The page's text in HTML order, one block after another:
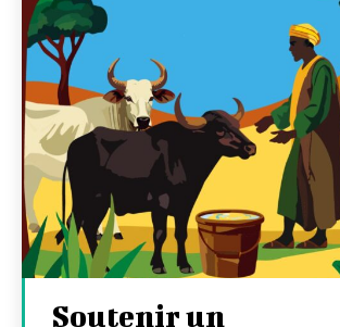
Soutenir un